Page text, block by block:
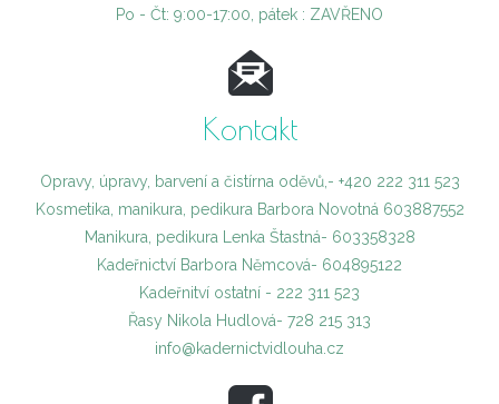
Po - Čt: 9:00-17:00, pátek : ZAVŘENO
Kontakt
Opravy, úpravy, barvení a čistírna oděvů,- +420 222 311 523
Kosmetika, manikura, pedikura Barbora Novotná 603887552
Manikura, pedikura Lenka Štastná- 603358328
Kadeřnictví Barbora Němcová- 604895122
Kadeřnitví ostatní - 222 311 523
Řasy Nikola Hudlová- 728 215 313
info@kadernictvidlouha.cz